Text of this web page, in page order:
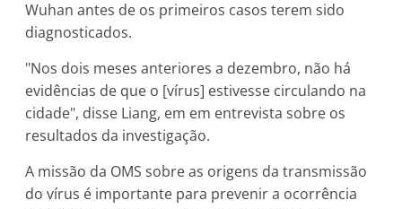
Wuhan antes de os primeiros casos terem sido
diagnosticados.
"Nos dois meses anteriores a dezembro, não há
evidências de que o [vírus] estivesse circulando na
cidade", disse Liang, em em entrevista sobre os
resultados da investigação.
A missão da OMS sobre as origens da transmissão
do vírus é importante para prevenir a ocorrência